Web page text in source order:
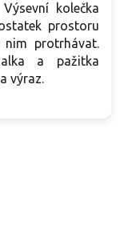
kolečka
prostoru
protrhávat.
a pažitka
výraz.